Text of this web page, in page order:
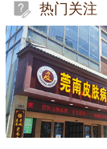
热门关注